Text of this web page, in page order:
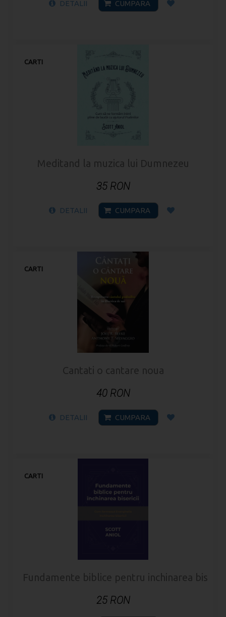
DETALII CUMPARA
CARTI
Meditand la muzica lui Dumnezeu
35 RON
DETALII CUMPARA
CARTI
Cantati o cantare noua
40 RON
DETALII CUMPARA
CARTI
Fundamente biblice pentru inchinarea
25 RON